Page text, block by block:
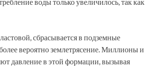
сбрасывается в подземные
вероятно землетрясение. Миллионы и
давление в этой формации, вызывая